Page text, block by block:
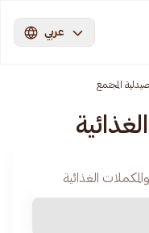
عربي
صيدلية المجتمع